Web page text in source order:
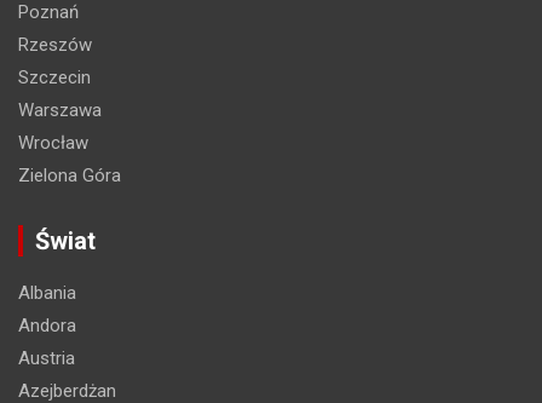
Poznań
Rzeszów
Szczecin
Warszawa
Wrocław
Zielona Góra
Świat
Albania
Andora
Austria
Azejberdżan